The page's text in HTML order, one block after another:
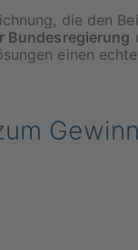
die den
Bundesregierung
einen